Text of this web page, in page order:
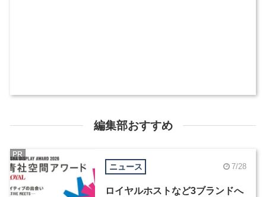
編集部おすすめ
ニュース 7/28
ロイヤルホストなど3ブランドへ
PR